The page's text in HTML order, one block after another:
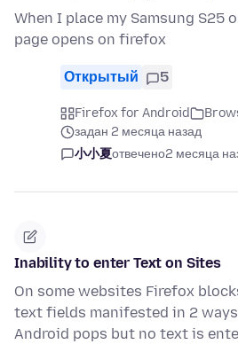
When I place my Samsung S25
page opens on firefox
Открытый 5
Firefox for Android
задан 2 месяца назад
小小夏отвечено2 месяца
Inability to enter Text on Sites
On some websites Firefox
text fields manifested in 2
Android pops but no text is